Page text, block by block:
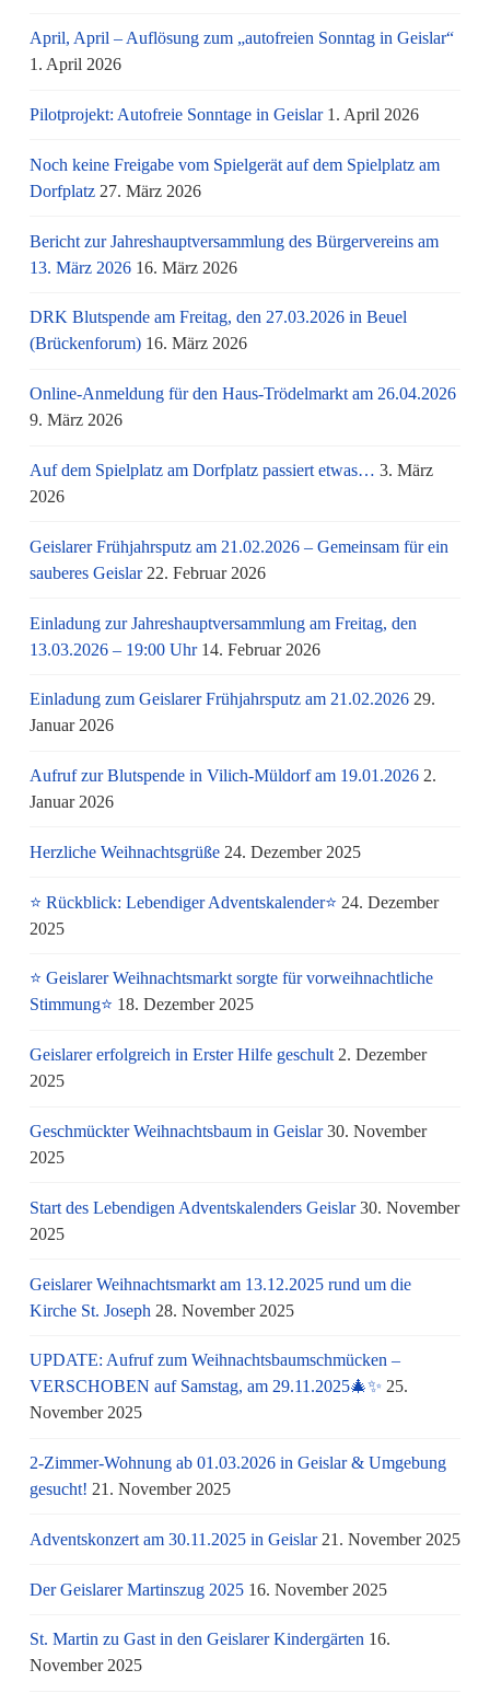
April, April – Auflösung zum „autofreien Sonntag in Geislar“
1. April 2026
Pilotprojekt: Autofreie Sonntage in Geislar 1. April 2026
Noch keine Freigabe vom Spielgerät auf dem Spielplatz am
Dorfplatz 27. März 2026
Bericht zur Jahreshauptversammlung des Bürgervereins am
13. März 2026 16. März 2026
DRK Blutspende am Freitag, den 27.03.2026 in Beuel
(Brückenforum) 16. März 2026
Online-Anmeldung für den Haus-Trödelmarkt am 26.04.2026
9. März 2026
Auf dem Spielplatz am Dorfplatz passiert etwas… 3. März
2026
Geislarer Frühjahrsputz am 21.02.2026 – Gemeinsam für ein
sauberes Geislar 22. Februar 2026
Einladung zur Jahreshauptversammlung am Freitag, den
13.03.2026 – 19:00 Uhr 14. Februar 2026
Einladung zum Geislarer Frühjahrsputz am 21.02.2026 29.
Januar 2026
Aufruf zur Blutspende in Vilich-Müldorf am 19.01.2026 2.
Januar 2026
Herzliche Weihnachtsgrüße 24. Dezember 2025
⭐ Rückblick: Lebendiger Adventskalender⭐ 24. Dezember
2025
⭐ Geislarer Weihnachtsmarkt sorgte für vorweihnachtliche
Stimmung⭐ 18. Dezember 2025
Geislarer erfolgreich in Erster Hilfe geschult 2. Dezember
2025
Geschmückter Weihnachtsbaum in Geislar 30. November
2025
Start des Lebendigen Adventskalenders Geislar 30. November
2025
Geislarer Weihnachtsmarkt am 13.12.2025 rund um die
Kirche St. Joseph 28. November 2025
UPDATE: Aufruf zum Weihnachtsbaumschmücken –
VERSCHOBEN auf Samstag, am 29.11.2025🎄✨ 25.
November 2025
2-Zimmer-Wohnung ab 01.03.2026 in Geislar & Umgebung
gesucht! 21. November 2025
Adventskonzert am 30.11.2025 in Geislar 21. November 2025
Der Geislarer Martinszug 2025 16. November 2025
St. Martin zu Gast in den Geislarer Kindergärten 16.
November 2025